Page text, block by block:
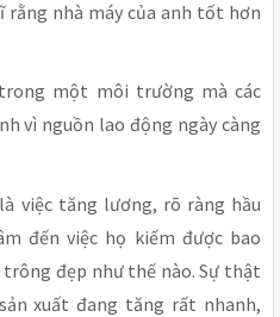
nhà máy của anh tốt hơn
một môi trường mà các
vì nguồn lao động ngày càng
việc tăng lương, rõ ràng hầu
đến việc họ kiếm được bao
đẹp như thế nào. Sự thật
xuất đang tăng rất nhanh,